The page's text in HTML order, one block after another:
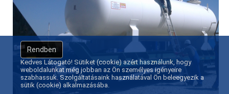
Rendben
Kedves Látogató! Sütiket (cookie) azért használunk, hogy
weboldalunkat még jobban az Ön személyes igényeire
szabhassuk. Szolgáltatásaink használatával Ön beleegyezik a
sütik (cookie) alkalmazásába.